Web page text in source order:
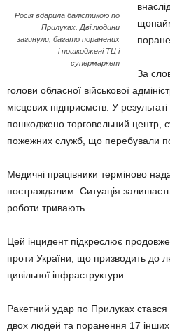
Росія вдарила балістикою по
Прилуках. Дві людини
загинули, багато поранених
і пошкоджені ТЦ і
супермаркет
За
голови обласної військової
місцевих підприємств. У
пошкоджено торговельний центр,
пожежних служб, що перебували
Медичні працівники терміново
постраждалим. Ситуація
роботи тривають.
Цей інцидент підкреслює
проти України, що призводить до
цивільної інфраструктури.
Ракетний удар по Прилуках стався
двох людей та поранення 17